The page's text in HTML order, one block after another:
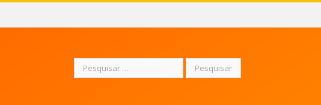
Pesquisar